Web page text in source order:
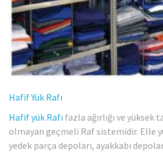
Hafif Yük Rafı
Hafif yük Rafı fazla ağırlığı ve yüksek
olmayan geçmeli Raf sistemidir. Elle
yedek parça depoları, ayakkabı